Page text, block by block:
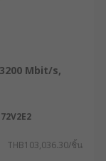
Mbit/s,
THB103,036.30/ชิ้น